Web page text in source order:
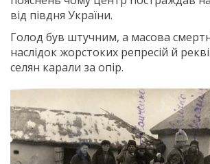
від півдня України.
Голод був штучним, а масова
наслідок жорстоких репресій й
селян карали за опір.